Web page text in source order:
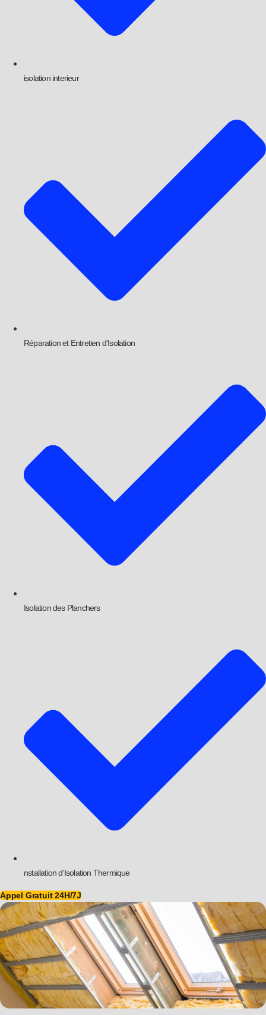
isolation interieur
Réparation et Entretien d'Isolation
Isolation des Planchers
nstallation d'Isolation Thermique
Appel Gratuit 24H/7J